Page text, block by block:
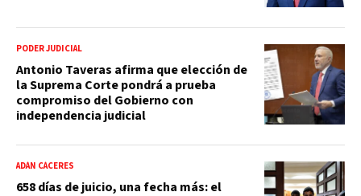
PODER JUDICIAL
Antonio Taveras afirma que elección de
la Suprema Corte pondrá a prueba
compromiso del Gobierno con
independencia judicial
ADÁN CÁCERES
658 días de juicio, una fecha más: el